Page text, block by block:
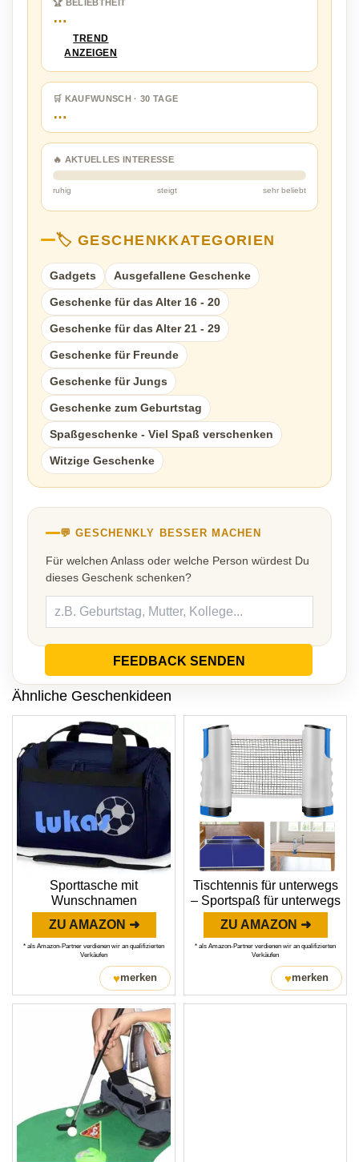
🏆 BELIEBTHEIT
…
TREND
ANZEIGEN
🛒 KAUFWUNSCH · 30 TAGE
…
🔥 AKTUELLES INTERESSE
ruhig steigt sehr beliebt
🏷️ GESCHENKKATEGORIEN
Gadgets Ausgefallene Geschenke
Geschenke für das Alter 16 - 20
Geschenke für das Alter 21 - 29
Geschenke für Freunde
Geschenke für Jungs
Geschenke zum Geburtstag
Spaßgeschenke - Viel Spaß verschenken
Witzige Geschenke
💬 GESCHENKLY BESSER MACHEN
Für welchen Anlass oder welche Person würdest Du
dieses Geschenk schenken?
FEEDBACK SENDEN
Ähnliche Geschenkideen
Sporttasche mit
Wunschnamen
ZU AMAZON ➜
* als Amazon-Partner verdienen wir an qualifizierten
Verkäufen
♥merken
Tischtennis für unterwegs
– Sportspaß für unterwegs
ZU AMAZON ➜
* als Amazon-Partner verdienen wir an qualifizierten
Verkäufen
♥merken